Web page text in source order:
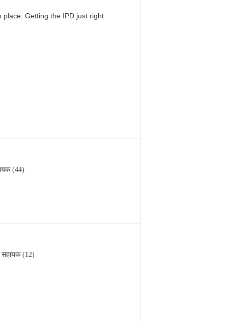
Getting the IPD just right
(44)
सहायक (12)